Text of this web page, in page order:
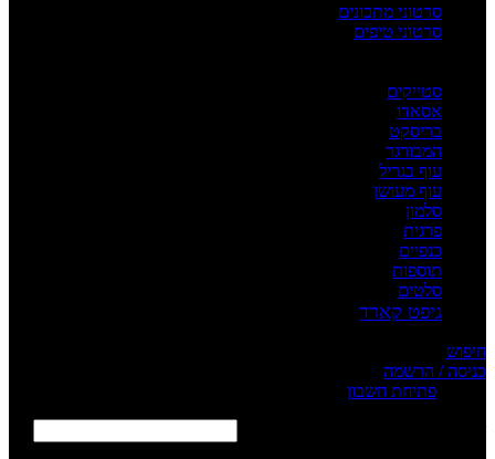
סרטוני מתכונים
סרטוני טיפים
סטייקים
אסאדו
בריסקט
המבורגר
עוף בגריל
עוף מעושן
סלמון
פרגית
כנפיים
תוספות
סלטים
גיפט קארד
חיפוש
כניסה / הרשמה
פתיחת חשבון